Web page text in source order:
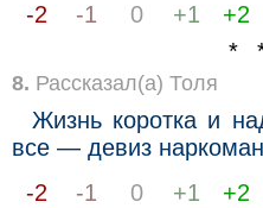
-2
-1 0 +1
+2
*
8. Рассказал(а) Толя
Жизнь коротка и
все — девиз
-2
-1 0 +1 +2